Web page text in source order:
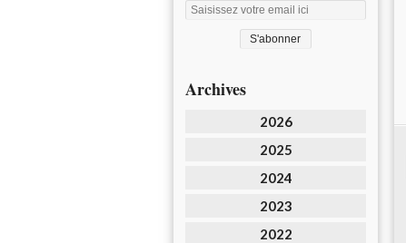
Archives
2026
2025
2024
2023
2022